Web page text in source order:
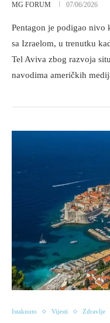
MG FORUM 07/06/2026
Pentagon je podigao nivo
sa Izraelom, u trenutku
Tel Aviva zbog razvoja
navodima američkih
Istaknuto Vijesti Zdravlje